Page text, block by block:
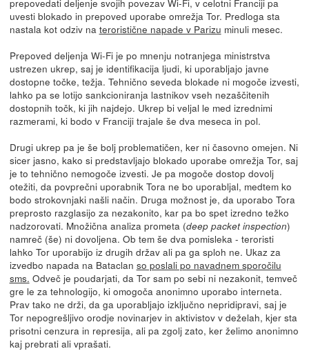
uvesti blokado in prepoved uporabe omrežja Tor. Predloga sta
nastala kot odziv na teroristične napade v Parizu minuli mesec.
Prepoved deljenja Wi-Fi je po mnenju notranjega ministrstva
ustrezen ukrep, saj je identifikacija ljudi, ki uporabljajo javne
dostopne točke, težja. Tehnično seveda blokade ni mogoče izvesti,
lahko pa se lotijo sankcioniranja lastnikov vseh nezaščitenih
dostopnih točk, ki jih najdejo. Ukrep bi veljal le med izrednimi
razmerami, ki bodo v Franciji trajale še dva meseca in pol.
Drugi ukrep pa je še bolj problematičen, ker ni časovno omejen. Ni
sicer jasno, kako si predstavljajo blokado uporabe omrežja Tor, saj
je to tehnično nemogoče izvesti. Je pa mogoče dostop dovolj
otežiti, da povprečni uporabnik Tora ne bo uporabljal, medtem ko
bodo strokovnjaki našli način. Druga možnost je, da uporabo Tora
preprosto razglasijo za nezakonito, kar pa bo spet izredno težko
nadzorovati. Množična analiza prometa (deep packet inspection)
namreč (še) ni dovoljena. Ob tem še dva pomisleka - teroristi
lahko Tor uporabijo iz drugih držav ali pa ga sploh ne. Ukaz za
izvedbo napada na Bataclan so poslali po navadnem sporočilu
sms. Odveč je poudarjati, da Tor sam po sebi ni nezakonit, temveč
gre le za tehnologijo, ki omogoča anonimno uporabo interneta.
Prav tako ne drži, da ga uporabljajo izključno nepridipravi, saj je
Tor nepogrešljivo orodje novinarjev in aktivistov v deželah, kjer sta
prisotni cenzura in represija, ali pa zgolj zato, ker želimo anonimno
kaj prebrati ali vprašati.